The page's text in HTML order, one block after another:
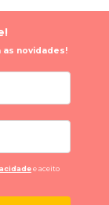
novidades!
e aceito